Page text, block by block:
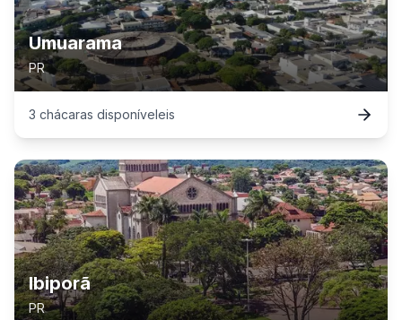
Umuarama
PR
3 chácaras disponíveleis
Ibiporã
PR